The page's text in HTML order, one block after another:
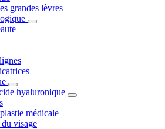
grandes lèvres
hyaluronique
médicale
visage